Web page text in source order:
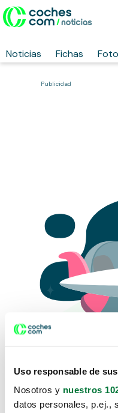
Uso responsable de
Nosotros y nuestros
datos personales, p.ej.,
Noticias Fichas
Publicidad